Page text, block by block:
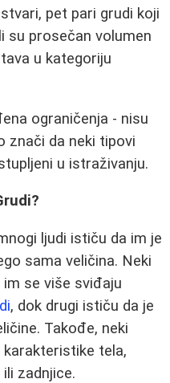
pet pari grudi koji
su prosečan volumen
u kategoriju
ograničenja - nisu
znači da neki tipovi
u istraživanju.
ljudi ističu da im je
sama veličina. Neki
se više sviđaju
, dok drugi ističu da je
Takođe, neki
tela,
zadnjice.